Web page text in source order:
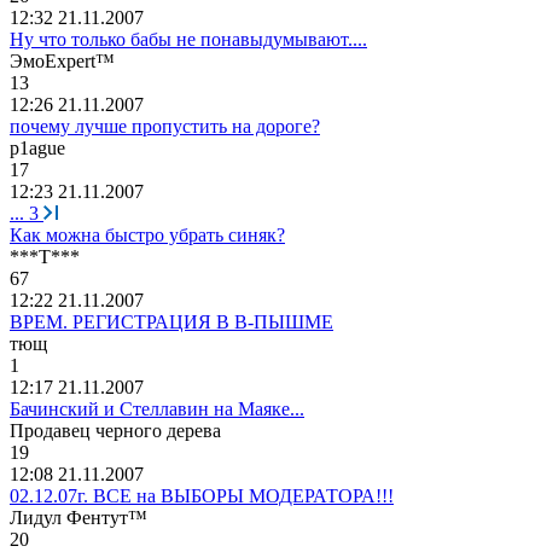
12:32 21.11.2007
Ну что только бабы не понавыдумывают....
ЭмоExpert™
13
12:26 21.11.2007
почему лучше пропустить на дороге?
p1ague
17
12:23 21.11.2007
... 3
Как можна быстро убрать синяк?
***Т***
67
12:22 21.11.2007
ВРЕМ. РЕГИСТРАЦИЯ В В-ПЫШМЕ
тющ
1
12:17 21.11.2007
Бачинский и Стеллавин на Маяке...
Продавец черного дерева
19
12:08 21.11.2007
02.12.07г. ВСЕ на ВЫБОРЫ МОДЕРАТОРА!!!
Лидул Фентут™
20